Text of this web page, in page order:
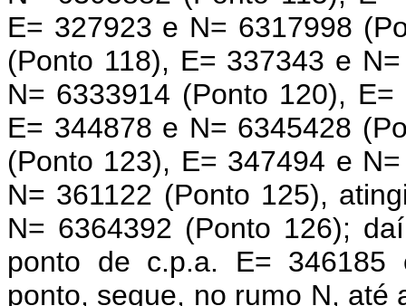
E= 327923 e N= 6317998
(Ponto 118), E= 337343 e
N= 6333914 (Ponto 120),
E= 344878 e N= 6345428
(Ponto 123), E= 347494 e
N= 361122 (Ponto 125),
N= 6364392 (Ponto 126);
ponto de c.p.a. E=
ponto, segue, no rumo N, até